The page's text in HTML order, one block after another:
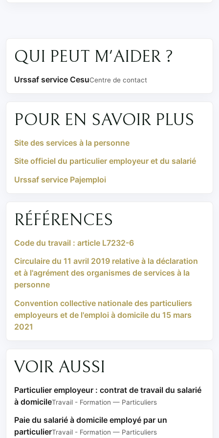
QUI PEUT M'AIDER ?
Urssaf service CesuCentre de contact
POUR EN SAVOIR PLUS
Site des services à la personne
Site officiel du particulier employeur et du salarié
Urssaf service Pajemploi
RÉFÉRENCES
Code du travail : article L7232-6
Circulaire du 11 avril 2019 relative à la déclaration
et à l'agrément des organismes de services à la
personne
Convention collective nationale des particuliers
employeurs et de l'emploi à domicile du 15 mars
2021
VOIR AUSSI
Particulier employeur : contrat de travail du salarié
à domicileTravail - Formation — Particuliers
Paie du salarié à domicile employé par un
particulierTravail - Formation — Particuliers